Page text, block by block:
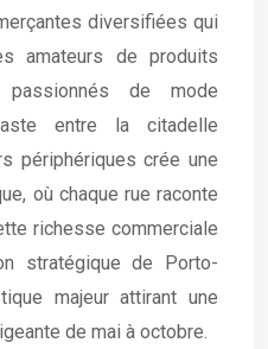
diversifiées qui
amateurs de produits
de mode
entre la citadelle
périphériques crée une
où chaque rue raconte
richesse commerciale
stratégique de Porto-
majeur attirant une
de mai à octobre.